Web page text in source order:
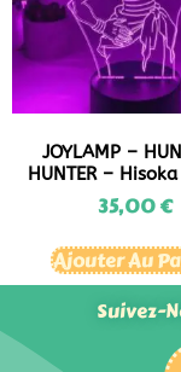
JOYLAMP –
HUNTER –
35,00€
Ajouter Au
Suivez-